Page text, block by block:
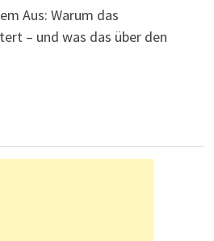
Aus: Warum das
– und was das über den